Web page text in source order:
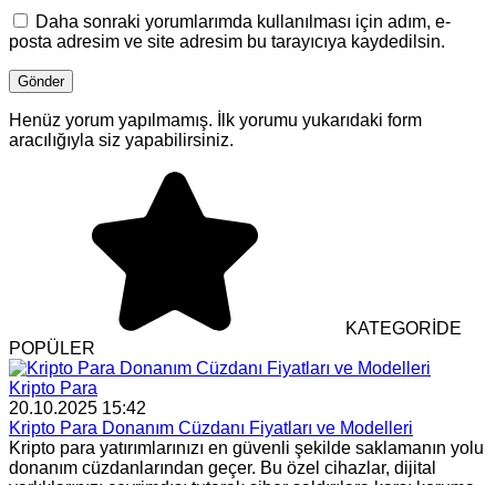
Daha sonraki yorumlarımda kullanılması için adım, e-
posta adresim ve site adresim bu tarayıcıya kaydedilsin.
Henüz yorum yapılmamış. İlk yorumu yukarıdaki form
aracılığıyla siz yapabilirsiniz.
KATEGORİDE
POPÜLER
Kripto Para
20.10.2025 15:42
Kripto Para Donanım Cüzdanı Fiyatları ve Modelleri
Kripto para yatırımlarınızı en güvenli şekilde saklamanın yolu
donanım cüzdanlarından geçer. Bu özel cihazlar, dijital